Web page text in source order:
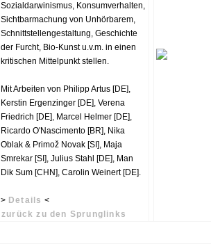
Sozialdarwinismus, Konsumverhalten,
Sichtbarmachung von Unhörbarem,
Schnittstellengestaltung, Geschichte
der Furcht, Bio-Kunst u.v.m. in einen
kritischen Mittelpunkt stellen.
Mit Arbeiten von Philipp Artus [DE],
Kerstin Ergenzinger [DE], Verena
Friedrich [DE], Marcel Helmer [DE],
Ricardo O'Nascimento [BR], Nika
Oblak & Primož Novak [SI], Maja
Smrekar [SI], Julius Stahl [DE], Man
Dik Sum [CHN], Carolin Weinert [DE].
> Details <
zurück zu den Sprunglinks